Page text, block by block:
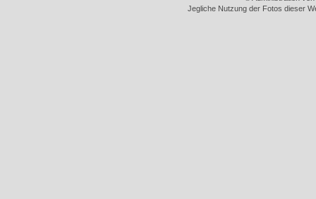
Jegliche Nutzung der Fotos dieser